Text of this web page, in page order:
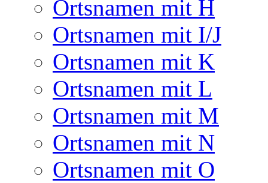
Ortsnamen mit H
Ortsnamen mit I/J
Ortsnamen mit K
Ortsnamen mit L
Ortsnamen mit M
Ortsnamen mit N
Ortsnamen mit O